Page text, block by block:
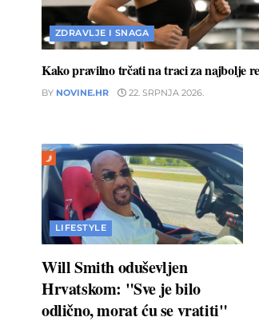
ZDRAVLJE I SNAGA
Kako pravilno trčati na traci za najbolje
BY NOVINE.HR 22. SRPNJA 2026.
LIFESTYLE
Will Smith oduševljen
Hrvatskom: "Sve je bilo
odlično, morat ću se vratiti"